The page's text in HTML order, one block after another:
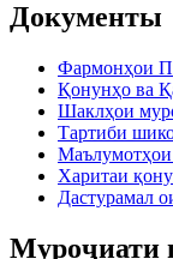
Документы
Фармонҳои
Қонунҳо ва
Шаклҳои
Тартиби
Харитаи
Дастурамал
Муроҷиати